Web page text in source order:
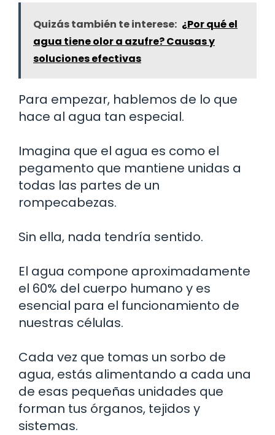
Quizás también te interese: ¿Por qué el
agua tiene olor a azufre? Causas y
soluciones efectivas
Para empezar, hablemos de lo que
hace al agua tan especial.
Imagina que el agua es como el
pegamento que mantiene unidas a
todas las partes de un
rompecabezas.
Sin ella, nada tendría sentido.
El agua compone aproximadamente
el 60% del cuerpo humano y es
esencial para el funcionamiento de
nuestras células.
Cada vez que tomas un sorbo de
agua, estás alimentando a cada una
de esas pequeñas unidades que
forman tus órganos, tejidos y
sistemas.